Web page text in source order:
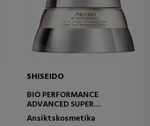
SHISEIDO
BIO PERFORMANCE
ADVANCED SUPER
REVITALIZER CREAM
Ansiktskosmetika